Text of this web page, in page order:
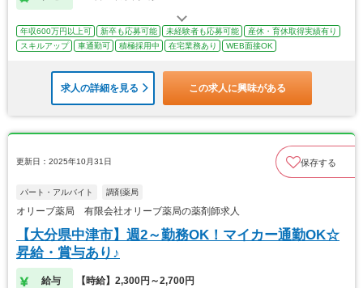
年収600万円以上可 新卒も応募可能 未経験者も応募可能
産休・育休取得実績有り
スキルアップ
車通勤可 積極採用中 在宅業務あり WEB面接OK
求人の詳細を見る この求人に興味がある
更新日：2025年10月31日 保存する
パート・アルバイト 調剤薬局
オリーブ薬局 有限会社オリーブ薬局の薬剤師求人
【大分県中津市】週2～勤務OK！マイカー通勤OK☆
昇給・賞与あり♪
給与 【時給】2,300円～2,700円